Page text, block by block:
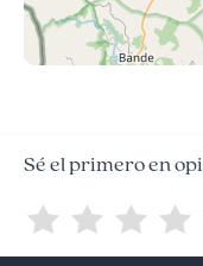
Sé el primero en